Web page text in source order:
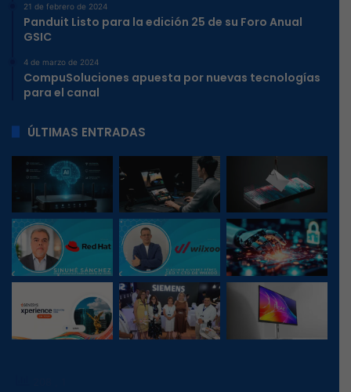
21 de febrero de 2024
Panduit Listo para la edición 25 de su Foro Anual
GSIC
4 de marzo de 2024
CompuSoluciones apuesta por nuevas tecnologías
para el canal
ÚLTIMAS ENTRADAS